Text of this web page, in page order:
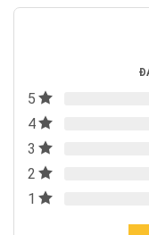
5
4
3
2
1